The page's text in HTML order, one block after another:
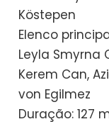
Köstepen
Elenco
Leyla Smyrna
Kerem Can,
von Egilmez
Duração: 127